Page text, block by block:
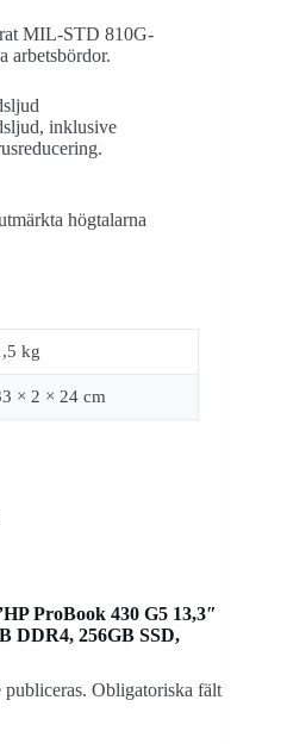
MIL-STD 810G-
arbetsbördor.
inklusive
högtalarna
kg
× 2 × 24 cm
ProBook 430 G5 13,3″
DDR4, 256GB SSD,
publiceras. Obligatoriska fält